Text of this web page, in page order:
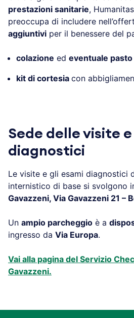
prestazioni sanitarie,
preoccupa di includere
aggiuntivi per il benessere del
colazione ed eventuale pasto
kit di cortesia con
Sede delle visite
diagnostici
Le visite e gli esami diagnostici
internistico di base si svolgono
Gavazzeni, Via Gavazzeni 21 –
Un ampio parcheggio è a
ingresso da Via Europa.
Vai alla pagina del Servizio
Gavazzeni.